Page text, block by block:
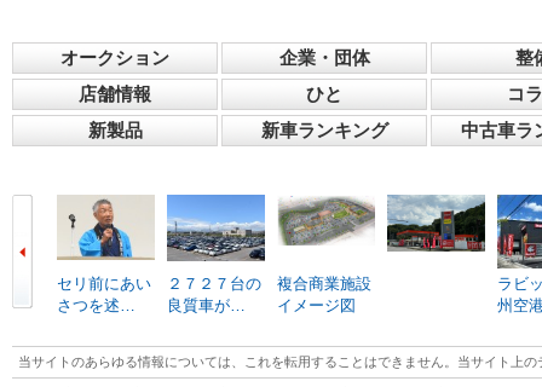
オークション 企業・団体
整
店舗情報
ひと
コ
新製品
新車ランキング 中古車ラ
セリ前にあい
さつを述…
２７２７台の
良質車が…
複合商業施設
イメージ図
ラビ
州空
当サイトのあらゆる情報については、これを転用することはできません。当サイト上